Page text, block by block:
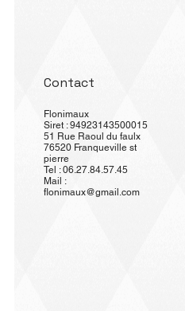
Contact
Flonimaux
Siret : 94923143500015
51 Rue Raoul du faulx
76520 Franqueville st
pierre
Tel : 06.27.84.57.45
Mail :
flonimaux@gmail.com